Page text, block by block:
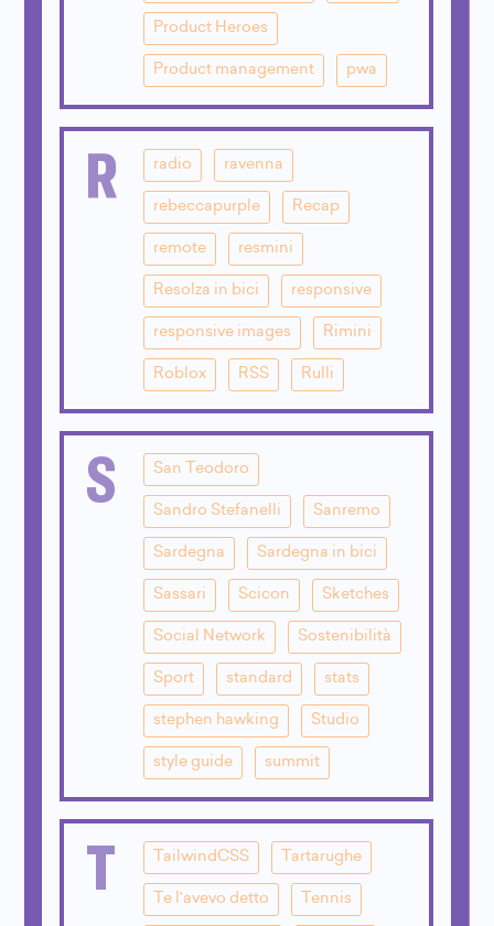
Product Heroes
Product management pwa
R radio ravenna
rebeccapurple Recap
remote resmini
Resolza in bici responsive
responsive images Rimini
Roblox RSS Rulli
S San Teodoro
Sandro Stefanelli Sanremo
Sardegna Sardegna in bici
Sassari Scicon Sketches
Social Network Sostenibilità
Sport standard stats
stephen hawking Studio
style guide summit
T TailwindCSS Tartarughe
Te l'avevo detto Tennis